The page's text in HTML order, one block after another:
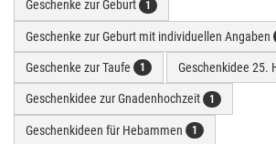
Geschenke zur Geburt 1
Geschenke zur Geburt mit individuellen Angaben
Geschenke zur Taufe 1 Geschenkidee 25.
Geschenkidee zur Gnadenhochzeit 1
Geschenkideen für Hebammen 1